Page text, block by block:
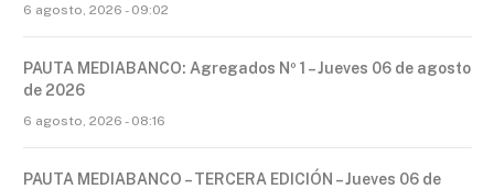
6 agosto, 2026 - 09:02
PAUTA MEDIABANCO: Agregados Nº 1 – Jueves 06 de agosto
de 2026
6 agosto, 2026 - 08:16
PAUTA MEDIABANCO – TERCERA EDICIÓN – Jueves 06 de